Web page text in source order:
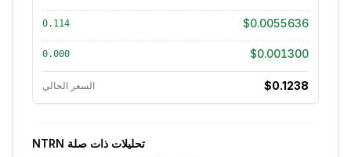
0.114 $0.0055636
0.000 $0.001300
السعر الحالي $0.1238
NTRN تحليلات ذات صلة